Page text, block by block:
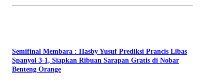
Semifinal Membara : Hasby Yusuf Prediksi Prancis Libas
Spanyol 3-1, Siapkan Ribuan Sarapan Gratis di Nobar
Benteng Orange